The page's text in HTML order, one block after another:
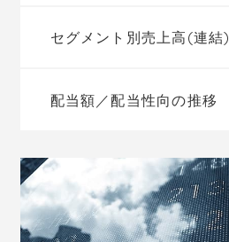
セグメント別売上高(連結)
配当額／配当性向の推移